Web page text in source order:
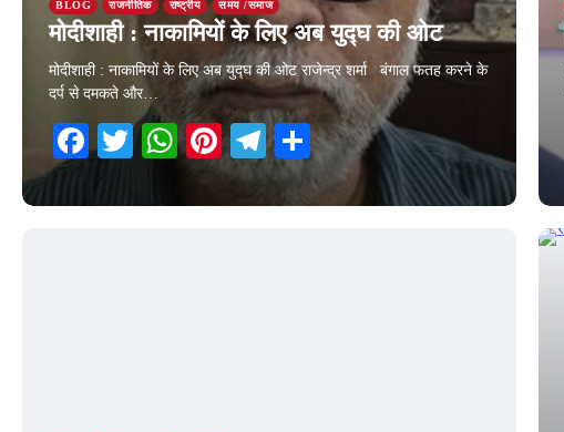
BLOG राजनीतिक राष्ट्रीय समय /समाज
मोदीशाही : नाकामियों के लिए अब युद्घ की ओट
मोदीशाही : नाकामियों के लिए अब युद्घ की ओट राजेन्द्र शर्मा बंगाल फतह करने के
दर्प से दमकते और…
Facebook
Twitter
WhatsApp
Pinterest
Telegram
Share
23 May 2026